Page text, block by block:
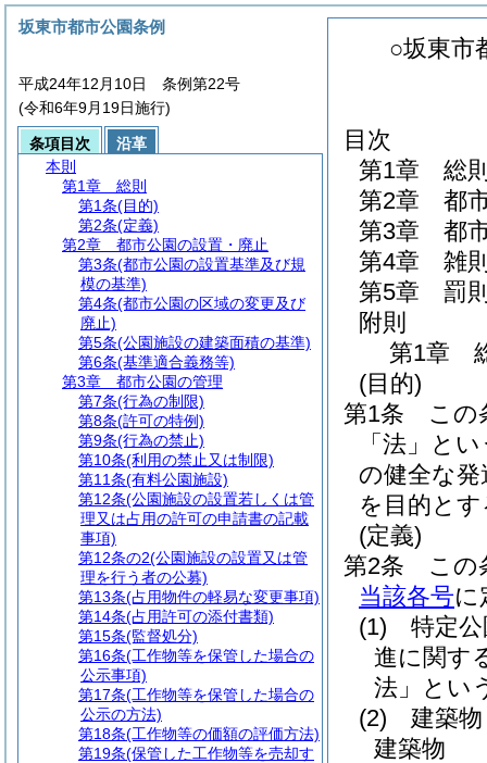
○坂東市
目次
第1章
総
第2章
都
第3章
都
第4章
雑
第5章
罰
附則
第1章
(目的)
第1条
この
「法」と
の健全な
を目的と
(定義)
第2条
この
当該各号に
(1)
特定
進に関す
法」とい
(2)
建築
建築物
坂東市都市公園条例
平成24年12月10日 条例第22号
(令和6年9月19日施行)
条項目次
沿革
本則
第1章
総則
第1条(目的)
第2条(定義)
第2章
都市公園の設置・廃止
第3条(都市公園の設置基準及び規
模の基準)
第4条(都市公園の区域の変更及び
廃止)
第5条(公園施設の建築面積の基準)
第6条(基準適合義務等)
第3章
都市公園の管理
第7条(行為の制限)
第8条(許可の特例)
第9条(行為の禁止)
第10条(利用の禁止又は制限)
第11条(有料公園施設)
第12条(公園施設の設置若しくは管
理又は占用の許可の申請書の記載
事項)
第12条の2(公園施設の設置又は管
理を行う者の公募)
第13条(占用物件の軽易な変更事項)
第14条(占用許可の添付書類)
第15条(監督処分)
第16条(工作物等を保管した場合の
公示事項)
第17条(工作物等を保管した場合の
公示の方法)
第18条(工作物等の価額の評価方法)
第19条(保管した工作物等を売却す